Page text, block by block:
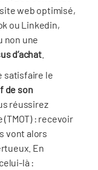
web optimisé,
ou Linkedin,
non une
d’achat.
satisfaire le
de son
réussirez
: recevoir
vont alors
En
là :